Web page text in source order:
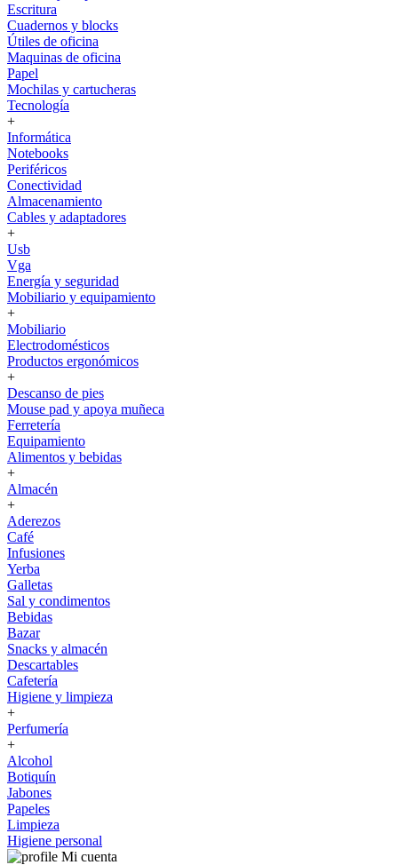
Escritura
Cuadernos y blocks
Útiles de oficina
Maquinas de oficina
Papel
Mochilas y cartucheras
Tecnología
+
Informática
Notebooks
Periféricos
Conectividad
Almacenamiento
Cables y adaptadores
+
Usb
Vga
Energía y seguridad
Mobiliario y equipamiento
+
Mobiliario
Electrodomésticos
Productos ergonómicos
+
Descanso de pies
Mouse pad y apoya muñeca
Ferretería
Equipamiento
Alimentos y bebidas
+
Almacén
+
Aderezos
Café
Infusiones
Yerba
Galletas
Sal y condimentos
Bebidas
Bazar
Snacks y almacén
Descartables
Cafetería
Higiene y limpieza
+
Perfumería
+
Alcohol
Botiquín
Jabones
Papeles
Limpieza
Higiene personal
Mi cuenta